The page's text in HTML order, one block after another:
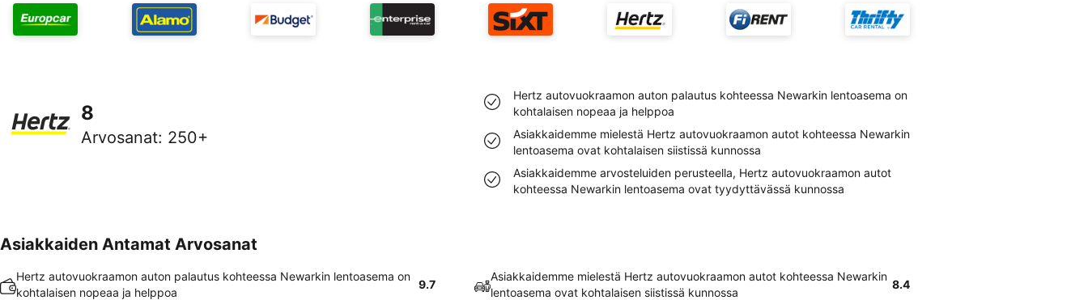
8
Arvosanat: 250+
Hertz autovuokraamon auton palautus kohteessa Newarkin lentoasema on
kohtalaisen nopeaa ja helppoa
Asiakkaidemme mielestä Hertz autovuokraamon autot kohteessa Newarkin
lentoasema ovat kohtalaisen siistissä kunnossa
Asiakkaidemme arvosteluiden perusteella, Hertz autovuokraamon autot
kohteessa Newarkin lentoasema ovat tyydyttävässä kunnossa
Asiakkaiden Antamat Arvosanat
Hertz autovuokraamon auton palautus kohteessa Newarkin lentoasema on
kohtalaisen nopeaa ja helppoa
9.7
Asiakkaidemme mielestä Hertz autovuokraamon autot kohteessa Newarkin
lentoasema ovat kohtalaisen siistissä kunnossa
8.4